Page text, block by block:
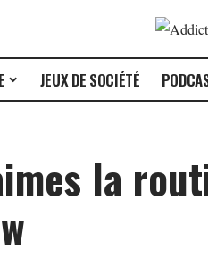
JEUX DE SOCIÉTÉ
la